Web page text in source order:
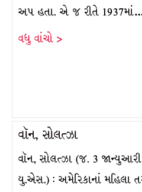
અપ હતા. એ જ રીતે
વધુ વાંચો >
વૉન, સોલત્ઝા
વૉન, સોલત્ઝા (જ. 3 જાન્યુઆરી
યુ.એસ.) : અમેરિકાનાં મહિલા